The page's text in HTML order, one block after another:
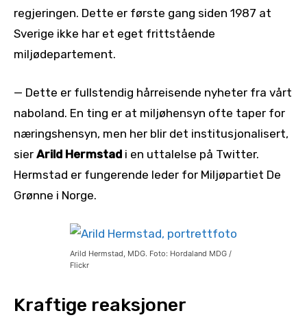
regjeringen. Dette er første gang siden 1987 at
Sverige ikke har et eget frittstående
miljødepartement.
— Dette er fullstendig hårreisende nyheter fra vårt
naboland. En ting er at miljøhensyn ofte taper for
næringshensyn, men her blir det institusjonalisert,
sier Arild Hermstad i en uttalelse på Twitter.
Hermstad er fungerende leder for Miljøpartiet De
Grønne i Norge.
Arild Hermstad, MDG. Foto: Hordaland MDG /
Flickr
Kraftige reaksjoner